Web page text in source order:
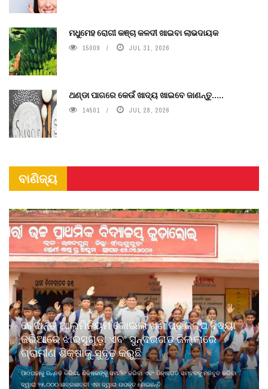
ମଧୁମେହ ରୋଗୀ କଞ୍ଚା କଳଦୀ ଖାଇବା ଲାଭଦାୟକ
15009 JUL 31, 2026
ଥଣ୍ଡା ପାଗରେ କେଉଁ ଖାଦ୍ୟ ଖାଇବେ ଜାଣନ୍ତୁ.....
14501 JUL 28, 2026
ବାଣିଜ୍ୟ
ବେଦାନ୍ତ ଆଲୁମିନିୟମ କୋଇଲା ଖଣି ପ୍ରକଳ୍ପ ବିଦ୍ୟା
ଜରିଆରେ ଝାରସୁଗୁଡ଼ା ଏବଂ ସୁନ୍ଦରଗଡ଼ ଜିଲ୍ଲାରେ
ଗ୍ରାମୀଣ ଶିକ୍ଷାକୁ ସୁଦୃଢ଼ କରୁଛି
ପାଠପଢାକୁ ଉନ୍ନତ କରିବା, ଶିକ୍ଷକଙ୍କୁ ସମର୍ଥନ କରିବା ଏବଂ ଶିକ୍ଷାଗତ ସମ୍ବଳକୁ ମଜବୁତ କରିବା
ଦ୍ୱାରା ୨୫,୦୦୦ ଛାତ୍ରଛାତ୍ରୀ ଏହା ଦ୍ୱାରା ଉପକୃତ ହୋଇଛନ୍ତି